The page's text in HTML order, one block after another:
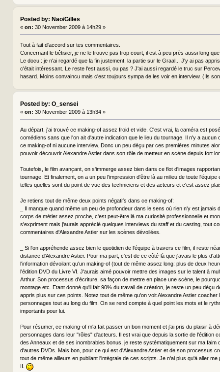
Posted by: Nao/Gilles
« on: 30 November 2009 à 14h29 »
Tout à fait d'accord sur tes commentaires.
Concernant le bêtisier, je ne le trouve pas trop court, il est à peu près aussi long
Le docu : je n'ai regardé que la fin justement, la partie sur le Graal... J'y ai pas
c'était intéressant. Le reste l'est aussi, ou pas ? J'ai aussi regardé le truc sur
hasard. Moins convaincu mais c'est toujours sympa de les voir en interview. (Ils
Posted by: O_sensei
« on: 30 November 2009 à 13h34 »
Au départ, j'ai trouvé ce making-of assez froid et vide. C'est vrai, la caméra est
comédiens sans que l'on ait d'autre indication que le lieu du tournage. Il n'y a aucun
ce making-of ni aucune interview. Donc un peu déçu par ces premières minutes
pouvoir découvrir Alexandre Astier dans son rôle de metteur en scène depuis fort
Toutefois, le film avançant, on s'immerge assez bien dans ce flot d'images
tournage. Et finalement, on a un peu l'impression d'être là au milieu de toute
telles quelles sont du point de vue des techniciens et des acteurs et c'est assez
Je retiens tout de même deux points négatifs dans ce making-of:
_ Il manque quand même un peu de profondeur dans le sens où rien n'y est jamais
corps de métier assez proche, c'est peut-être là ma curiosité professionnelle et
s'expriment mais j'aurais apprécié quelques interviews du staff et du casting, tout
commentaires d'Alexandre Astier sur les scènes dévoilées.
_ Si l'on appréhende assez bien le quotidien de l'équipe à travers ce film, il reste
distance d'Alexandre Astier. Pour ma part, c'est de ce côté-là que j'avais le plus
l'information dévoilant qu'un making-of (tout de même assez long: plus de deux
l'édition DVD du Livre VI. J'aurais aimé pouvoir mettre des images sur le talent à
Arthur. Son processus d'écriture, sa façon de mettre en place une scène, le
montage etc. Etant donné qu'il fait 90% du travail de création, je reste un peu déçu
appris plus sur ces points. Notez tout de même qu'on voit Alexandre Astier coacher
personnages tout au long du film. On se rend compte à quel point les mots et le
importants pour lui.
Pour résumer, ce making-of m'a fait passer un bon moment et j'ai pris du plaisir à
personnages dans leur "rôles" d'acteurs. Il est vrai que depuis la sortie de l'édition
des Anneaux et de ses inombrables bonus, je reste systématiquement sur ma faim
d'autres DVDs. Mais bon, pour ce qui est d'Alexandre Astier et de son processus
tout de même ailleurs en publiant l'intégrale de ces scripts. Je n'ai plus qu'à aller
II.